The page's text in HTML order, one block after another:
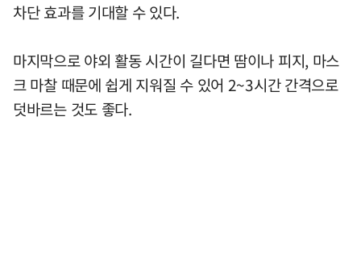
차단 효과를 기대할 수 있다.
마지막으로 야외 활동 시간이 길다면 땀이나 피지, 마스
크 마찰 때문에 쉽게 지워질 수 있어 2~3시간 간격으로
덧바르는 것도 좋다.